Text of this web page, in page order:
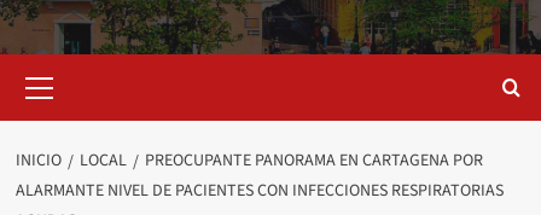
primario
INICIO LOCAL
PREOCUPANTE PANORAMA EN CARTAGENA POR
ALARMANTE NIVEL DE PACIENTES CON INFECCIONES RESPIRATORIAS